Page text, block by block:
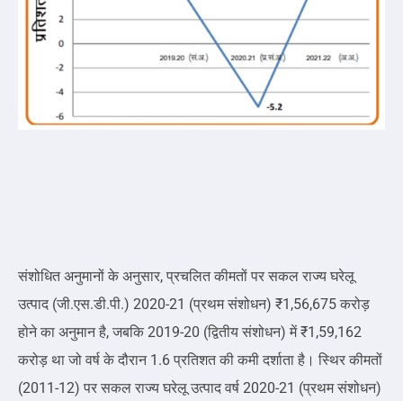
संशोधित अनुमानों के अनुसार, प्रचलित कीमतों पर सकल राज्य घरेलू
उत्पाद (जी.एस.डी.पी.) 2020-21 (प्रथम संशोधन) ₹1,56,675 करोड़
होने का अनुमान है, जबकि 2019-20 (द्वितीय संशोधन) में ₹1,59,162
करोड़ था जो वर्ष के दौरान 1.6 प्रतिशत की कमी दर्शाता है। स्थिर कीमतों
(2011-12) पर सकल राज्य घरेलू उत्पाद वर्ष 2020-21 (प्रथम संशोधन)